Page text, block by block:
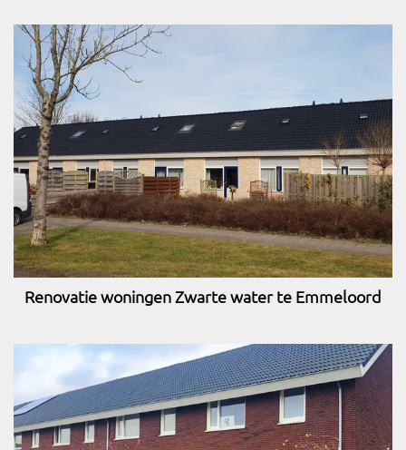
Renovatie woningen Zwarte water te Emmeloord